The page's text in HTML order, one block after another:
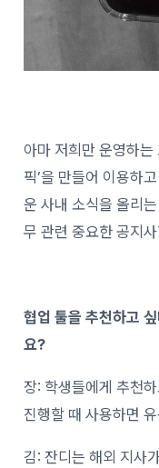
아마 저희만 운영하는
픽’을 만들어 이용하
운 사내 소식을 올리
무 관련 중요한 공지
협업 툴을 추천하고
요?
장: 학생들에게 추천
진행할 때 사용하면
김: 잔디는 해외 지사